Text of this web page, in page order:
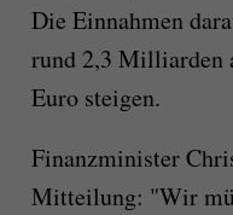
Die Einnahmen
rund 2,3 Milliarden
Euro steigen.
Finanzminister
Mitteilung: "Wir